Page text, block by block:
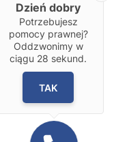
Dzień dobry
Potrzebujesz
pomocy prawnej?
Oddzwonimy w
ciągu 28 sekund.
TAK